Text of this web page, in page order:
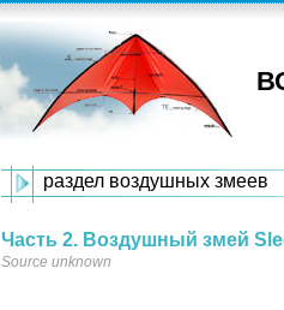
раздел воздушных змеев
Часть 2. Воздушный змей
Source unknown